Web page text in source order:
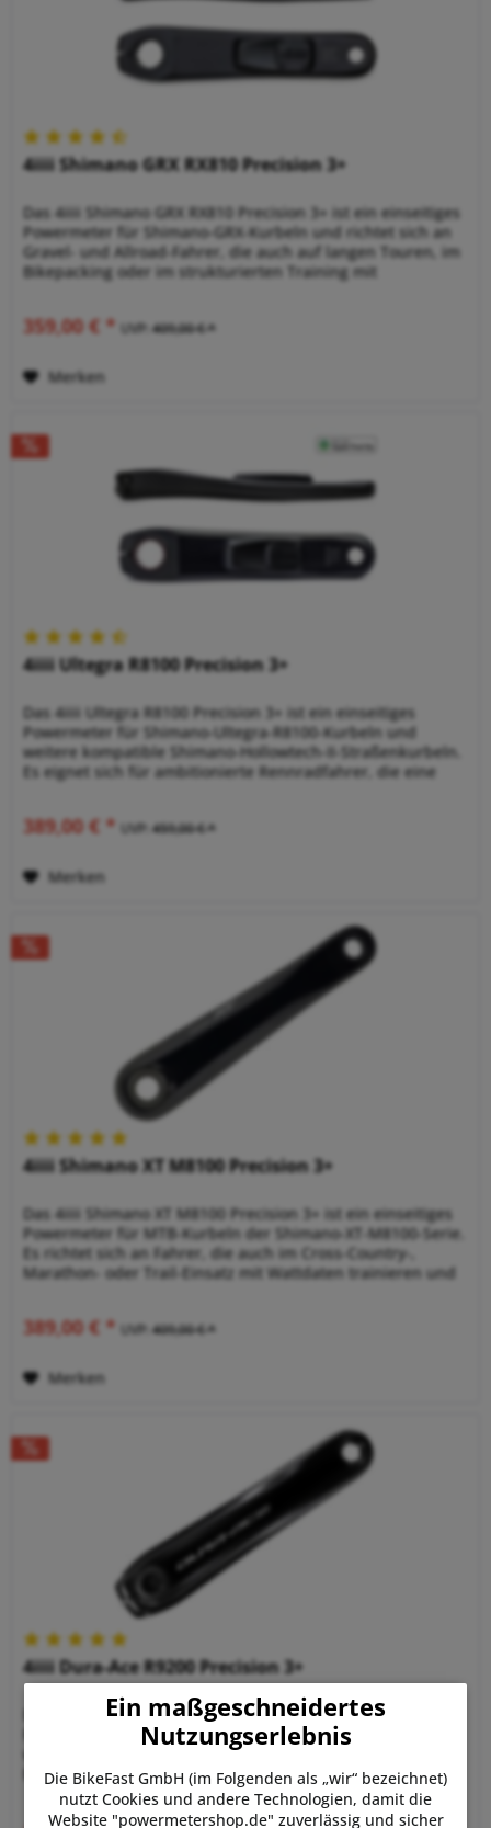
4iiii Shimano GRX RX810 Precision 3+
Das 4iiii Shimano GRX RX810 Precision 3+ ist ein einseitiges
Powermeter für Shimano-GRX-Kurbeln und richtet sich an
Gravel- und Allroad-Fahrer, die auch auf langen Touren, im
Bikepacking oder im strukturierten Training mit
359,00 € * UVP:409,00 € *
Merken
4iiii Ultegra R8100 Precision 3+
Das 4iiii Ultegra R8100 Precision 3+ ist ein einseitiges
Powermeter für Shimano-Ultegra-R8100-Kurbeln und
weitere kompatible Shimano-Hollowtech-II-Straßenkurbeln.
Es eignet sich für ambitionierte Rennradfahrer, die eine
389,00 € * UVP:459,00 € *
Merken
4iiii Shimano XT M8100 Precision 3+
Das 4iiii Shimano XT M8100 Precision 3+ ist ein einseitiges
Powermeter für MTB-Kurbeln der Shimano-XT-M8100-Serie.
Es richtet sich an Fahrer, die auch im Cross-Country-,
Marathon- oder Trail-Einsatz mit Wattdaten trainieren und
389,00 € * UVP:409,00 € *
Merken
4iiii Dura-Ace R9200 Precision 3+
Das 4iiii Dura-Ace R9200 Precision 3+ ist ein einseitiges
Powermeter für Shimano-Dura-Ace-R9200-Kurbeln und
weitere kompatible Shimano-Hollowtech-II-Straßenkurbeln.
Es richtet sich an Fahrer, die an einem hochwertigen Race-
Bike eine sehr...
Ein maßgeschneidertes
Nutzungserlebnis
Die BikeFast GmbH (im Folgenden als „wir“ bezeichnet)
nutzt Cookies und andere Technologien, damit die
Website "powermetershop.de" zuverlässig und sicher